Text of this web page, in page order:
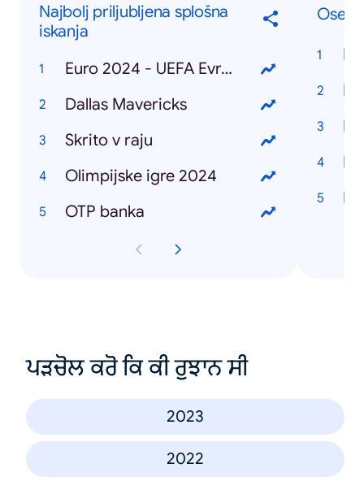
Najbolj priljubljena splošna
iskanja
Euro 2024 - UEFA Evropsko prvenstvo v nogometu
Dallas Mavericks
Skrito v raju
Olimpijske igre 2024
OTP banka
Osebe
ਪੜਚੋਲ ਕਰੋ ਕਿ ਕੀ ਰੁਝਾਨ ਸੀ
2023
2022